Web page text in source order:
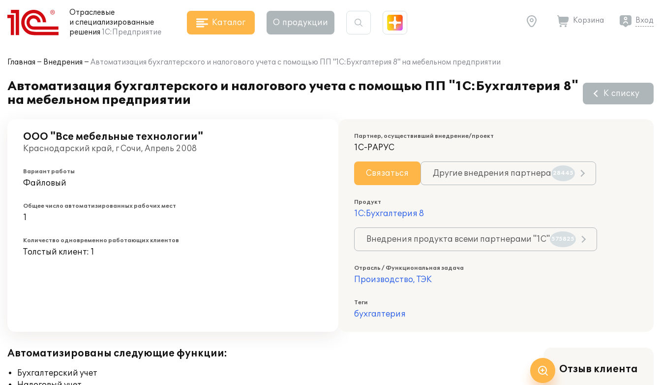
Отраслевые
и специализированные
решения 1С:Предприятие
Каталог О продукции Корзина Вход
Главная Внедрения Автоматизация бухгалтерского и налогового учета с помощью ПП "1С:Бухгалтерия 8" на мебельном предприятии
Автоматизация бухгалтерского и налогового учета с помощью ПП "1С:Бухгалтерия 8"
на мебельном предприятии
К списку
ООО "Все мебельные технологии"
Краснодарский край, г Сочи, Апрель 2008
Вариант работы
Файловый
Общее число автоматизированных рабочих мест
1
Количество одновременно работающих клиентов
Толстый клиент: 1
Партнер, осуществивший внедрение/проект
1С-РАРУС
Связаться Другие внедрения партнера 28445
Продукт
1С:Бухгалтерия 8
Внедрения продукта всеми партнерами "1С" 575825
Отрасль / Функциональная задача
Производство, ТЭК
Теги
бухгалтерия
Автоматизированы следующие функции:
Бухгалтерский учет
Отзыв клиента